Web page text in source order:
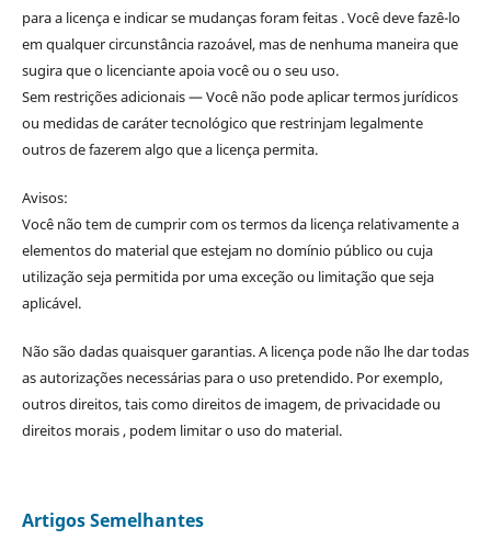
para a licença e indicar se mudanças foram feitas . Você deve fazê-lo
em qualquer circunstância razoável, mas de nenhuma maneira que
sugira que o licenciante apoia você ou o seu uso.
Sem restrições adicionais — Você não pode aplicar termos jurídicos
ou medidas de caráter tecnológico que restrinjam legalmente
outros de fazerem algo que a licença permita.
Avisos:
Você não tem de cumprir com os termos da licença relativamente a
elementos do material que estejam no domínio público ou cuja
utilização seja permitida por uma exceção ou limitação que seja
aplicável.
Não são dadas quaisquer garantias. A licença pode não lhe dar todas
as autorizações necessárias para o uso pretendido. Por exemplo,
outros direitos, tais como direitos de imagem, de privacidade ou
direitos morais , podem limitar o uso do material.
Artigos Semelhantes